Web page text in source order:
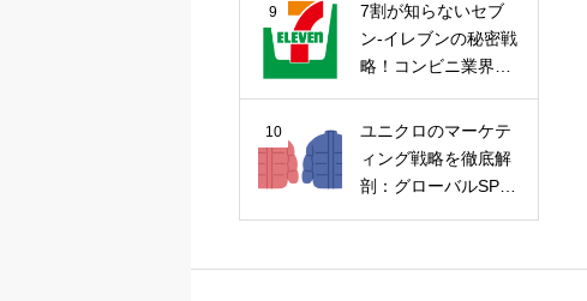
9
7割が知らないセブ
ン-イレブンの秘密戦
略！コンビニ業界の
10
ユニクロのマーケテ
ィング戦略を徹底解
剖：グローバルSPA